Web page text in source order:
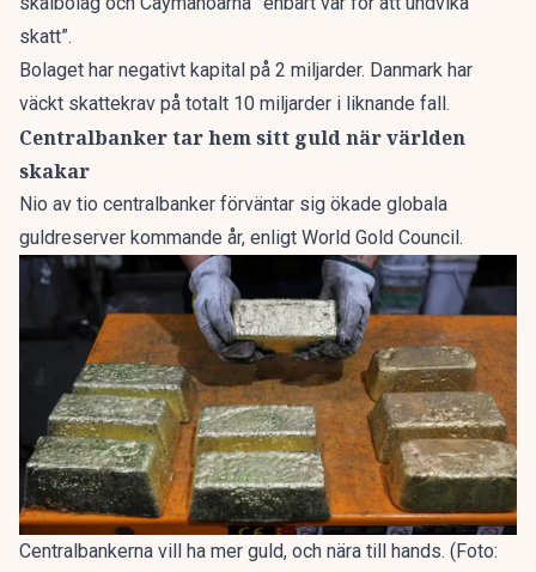
skatt”.
Bolaget har negativt kapital på 2 miljarder. Danmark har
väckt skattekrav på totalt 10 miljarder i liknande fall.
Centralbanker tar hem sitt guld när världen
skakar
Nio av tio centralbanker förväntar sig ökade globala
guldreserver kommande år, enligt World Gold Council.
Centralbankerna vill ha mer guld, och nära till hands. (Foto: